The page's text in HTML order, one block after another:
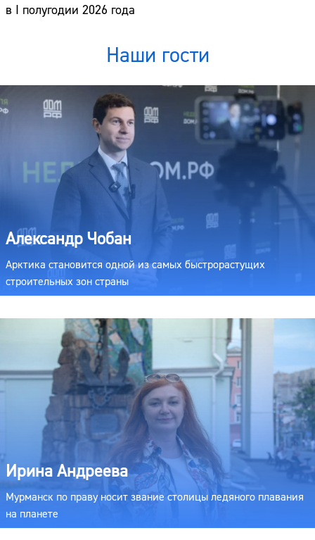
в I полугодии 2026 года
Наши гости
Александр Чобан
Арктика становится одной из самых быстрорастущих
строительных зон страны
Ирина Андреева
Мурманск по праву носит звание столицы ледяного плавания
на планете